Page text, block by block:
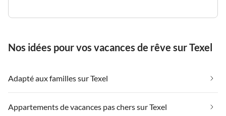
Nos idées pour vos vacances de rêve sur Texel
Adapté aux familles sur Texel
Appartements de vacances pas chers sur Texel